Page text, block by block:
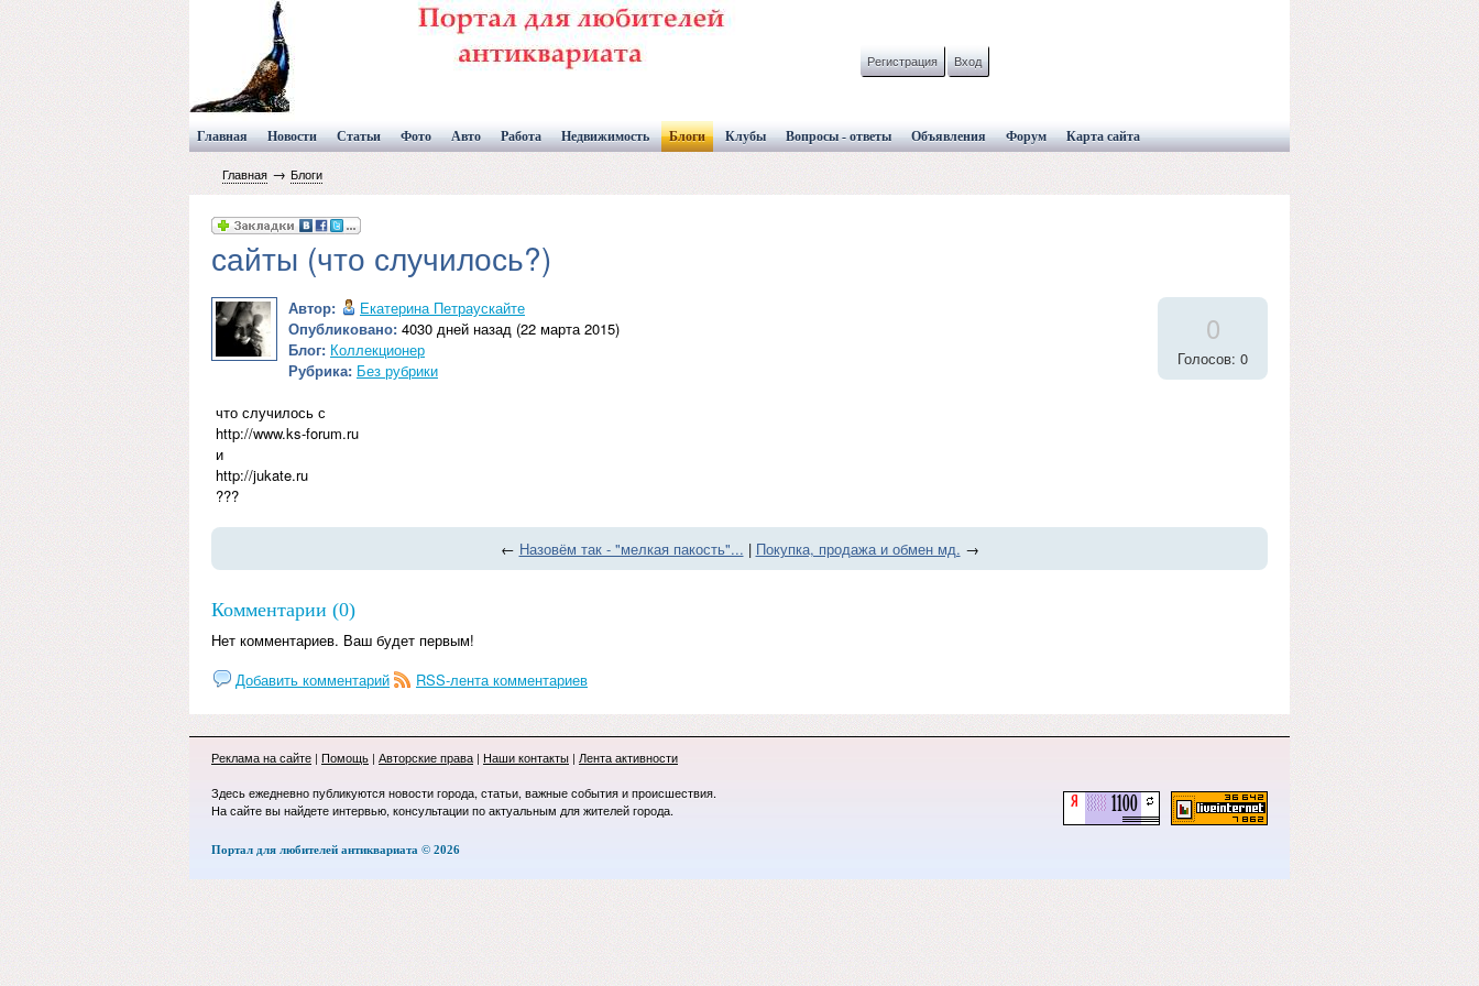
Регистрация Вход
Главная Новости Статьи Фото Авто Работа Недвижимость Блоги Клубы Вопросы - ответы Объявления Форум Карта сайта
Главная→ Блоги
сайты (что случилось?)
Автор:
Екатерина Петраускайте
Опубликовано: 4030 дней назад (22 марта 2015)
Блог: Коллекционер
Рубрика: Без рубрики
0
Голосов: 0
что случилось с
http://www.ks-forum.ru
и
http://jukate.ru
???
← Назовём так - "мелкая пакость"... | Покупка, продажа и обмен мд. →
Комментарии (0)
Нет комментариев. Ваш будет первым!
Добавить комментарий
RSS-лента комментариев
Реклама на сайте | Помощь | Авторские права | Наши контакты | Лента активности
Здесь ежедневно публикуются новости города, статьи, важные события и происшествия.
На сайте вы найдете интервью, консультации по актуальным для жителей города.
Портал для любителей антиквариата © 2026